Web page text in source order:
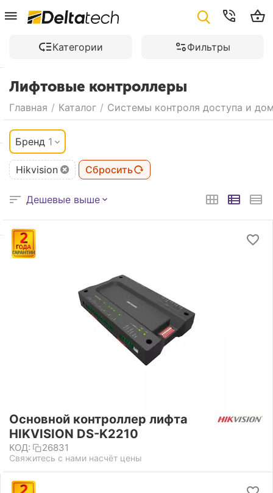
Категории Фильтры
Лифтовые контроллеры
Главная / Каталог / Системы контроля доступа и
Бренд 1
Hikvision Сбросить
Дешевые выше
Основной контроллер лифта
HIKVISION DS-K2210
КОД: 26831
Свяжитесь с нами насчёт цены